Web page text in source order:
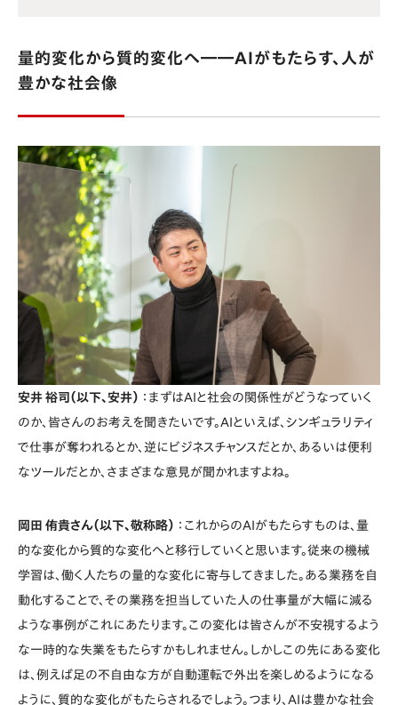
量的変化から質的変化へ――AIがもたらす、人が
豊かな社会像
安井 裕司（以下、安井） ：まずはAIと社会の関係性がどうなっていく
のか、皆さんのお考えを聞きたいです。AIといえば、シンギュラリティ
で仕事が奪われるとか、逆にビジネスチャンスだとか、あるいは便利
なツールだとか、さまざまな意見が聞かれますよね。
岡田 侑貴さん（以下、敬称略） ：これからのAIがもたらすものは、量
的な変化から質的な変化へと移行していくと思います。従来の機械
学習は、働く人たちの量的な変化に寄与してきました。ある業務を自
動化することで、その業務を担当していた人の仕事量が大幅に減る
ような事例がこれにあたります。この変化は皆さんが不安視するよう
な一時的な失業をもたらすかもしれません。しかしこの先にある変化
は、例えば足の不自由な方が自動運転で外出を楽しめるようになる
ように、質的な変化がもたらされるでしょう。つまり、AIは豊かな社会